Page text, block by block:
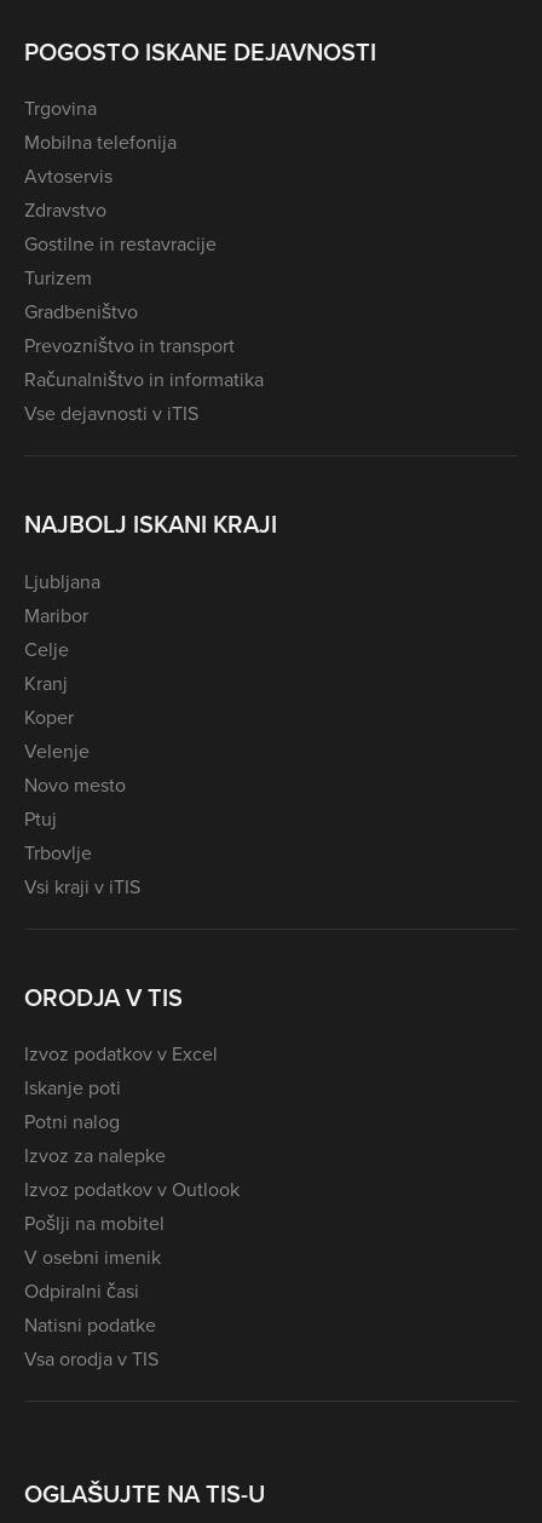
POGOSTO ISKANE DEJAVNOSTI
Trgovina
Mobilna telefonija
Avtoservis
Zdravstvo
Gostilne in restavracije
Turizem
Gradbeništvo
Prevozništvo in transport
Računalništvo in informatika
Vse dejavnosti v iTIS
NAJBOLJ ISKANI KRAJI
Ljubljana
Maribor
Celje
Kranj
Koper
Velenje
Novo mesto
Ptuj
Trbovlje
Vsi kraji v iTIS
ORODJA V TIS
Izvoz podatkov v Excel
Iskanje poti
Potni nalog
Izvoz za nalepke
Izvoz podatkov v Outlook
Pošlji na mobitel
V osebni imenik
Odpiralni časi
Natisni podatke
Vsa orodja v TIS
OGLAŠUJTE NA TIS-U